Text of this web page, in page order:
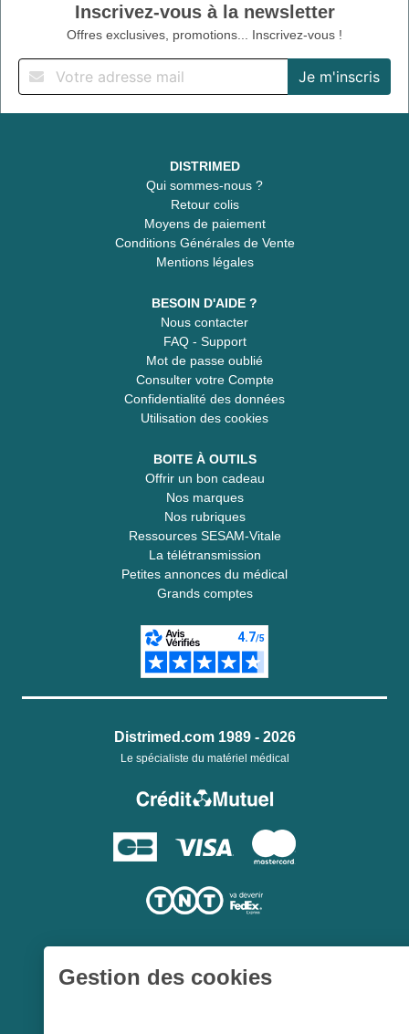
Inscrivez-vous à la newsletter
Offres exclusives, promotions... Inscrivez-vous !
DISTRIMED
Qui sommes-nous ?
Retour colis
Moyens de paiement
Conditions Générales de Vente
Mentions légales
BESOIN D'AIDE ?
Nous contacter
FAQ - Support
Mot de passe oublié
Consulter votre Compte
Confidentialité des données
Utilisation des cookies
BOITE À OUTILS
Offrir un bon cadeau
Nos marques
Nos rubriques
Ressources SESAM-Vitale
La télétransmission
Petites annonces du médical
Grands comptes
Distrimed.com 1989 - 2026
Le spécialiste du matériel médical
Gestion des cookies